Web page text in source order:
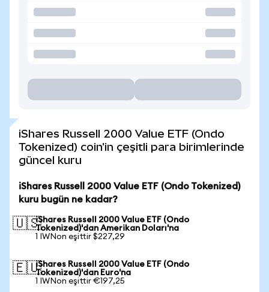
iShares Russell 2000 Value ETF (Ondo
Tokenized) coin'in çeşitli para birimlerinde
güncel kuru
iShares Russell 2000 Value ETF (Ondo Tokenized)
kuru bugün ne kadar?
🇺🇸iShares Russell 2000 Value ETF (Ondo
Tokenized)'dan Amerikan Doları'na
1 IWNon eşittir $227,29
🇪🇺iShares Russell 2000 Value ETF (Ondo
Tokenized)'dan Euro'na
1 IWNon eşittir €197,25